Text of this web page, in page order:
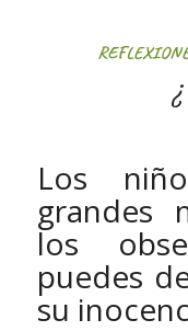
Los
grandes
los
puedes
su